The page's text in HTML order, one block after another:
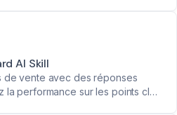
AI Skill
de vente avec des réponses
la performance sur les points clés